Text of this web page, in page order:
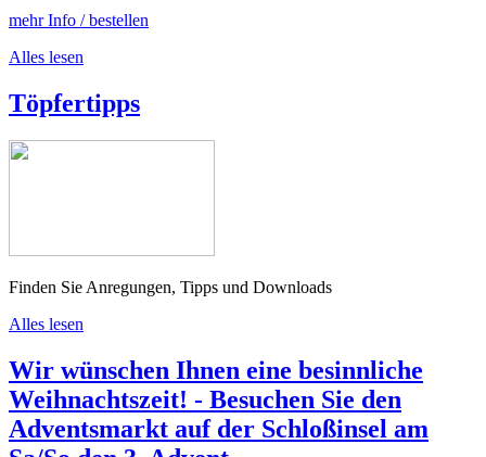
mehr Info / bestellen
Alles lesen
Töpfertipps
Finden Sie Anregungen, Tipps und Downloads
Alles lesen
Wir wünschen Ihnen eine besinnliche
Weihnachtszeit! - Besuchen Sie den
Adventsmarkt auf der Schloßinsel am